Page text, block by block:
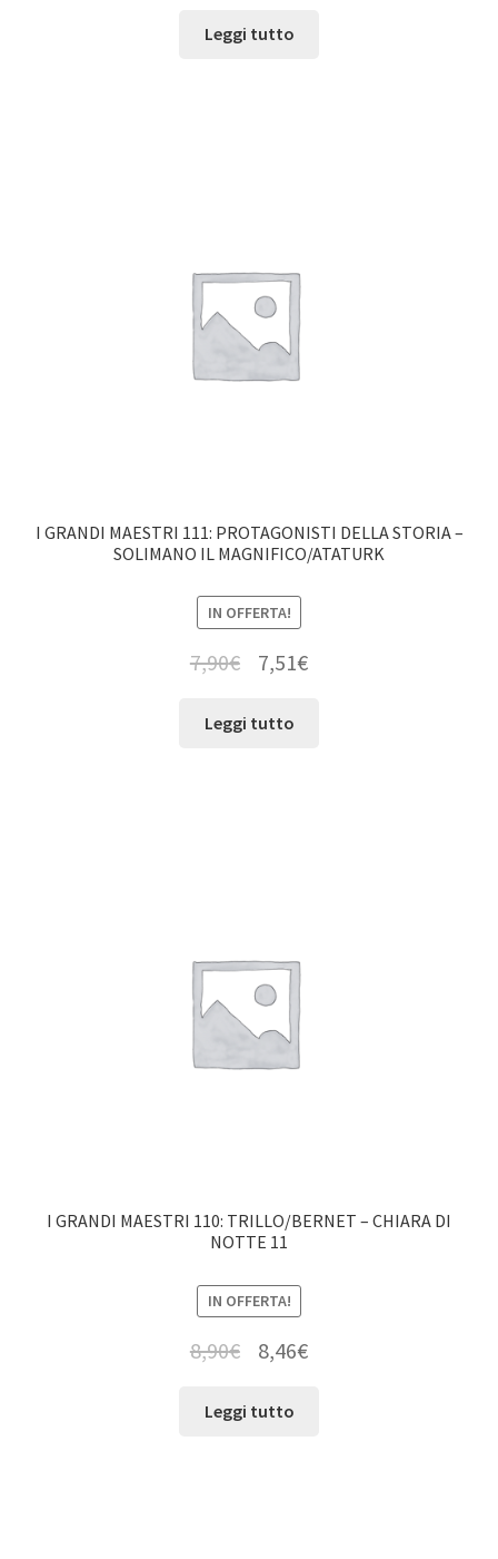
Leggi tutto
I GRANDI MAESTRI 111: PROTAGONISTI DELLA STORIA –
SOLIMANO IL MAGNIFICO/ATATURK
IN OFFERTA!
7,90€ 7,51€
Leggi tutto
I GRANDI MAESTRI 110: TRILLO/BERNET – CHIARA DI
NOTTE 11
IN OFFERTA!
8,90€ 8,46€
Leggi tutto